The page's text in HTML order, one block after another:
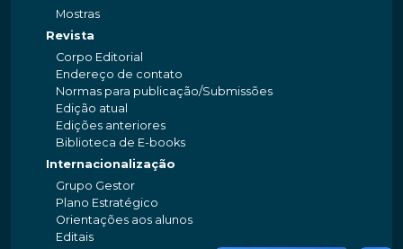
Mostras
Revista
Corpo Editorial
Endereço de contato
Normas para publicação/Submissões
Edição atual
Edições anteriores
Biblioteca de E-books
Internacionalização
Grupo Gestor
Plano Estratégico
Orientações aos alunos
Editais